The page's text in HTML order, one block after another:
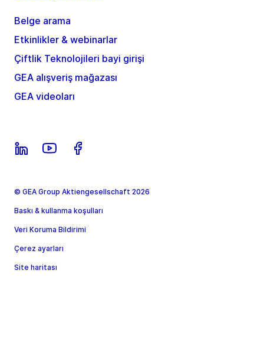
Belge arama
Etkinlikler & webinarlar
Çiftlik Teknolojileri bayi girişi
GEA alışveriş mağazası
GEA videoları
© GEA Group Aktiengesellschaft 2026
Baskı & kullanma koşulları
Veri Koruma Bildirimi
Çerez ayarları
Site haritası